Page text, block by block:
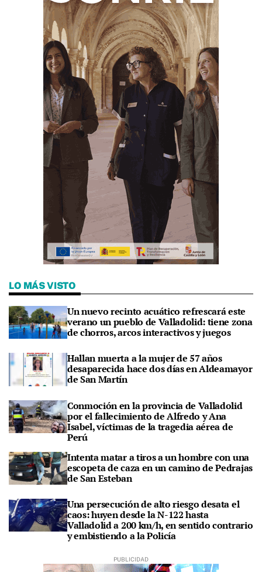
LO MÁS VISTO
Un nuevo recinto acuático refrescará este
verano un pueblo de Valladolid: tiene zona
de chorros, arcos interactivos y juegos
Hallan muerta a la mujer de 57 años
desaparecida hace dos días en Aldeamayor
de San Martín
Conmoción en la provincia de Valladolid
por el fallecimiento de Alfredo y Ana
Isabel, víctimas de la tragedia aérea de
Perú
Intenta matar a tiros a un hombre con una
escopeta de caza en un camino de Pedrajas
de San Esteban
Una persecución de alto riesgo desata el
caos: huyen desde la N-122 hasta
Valladolid a 200 km/h, en sentido contrario
y embistiendo a la Policía